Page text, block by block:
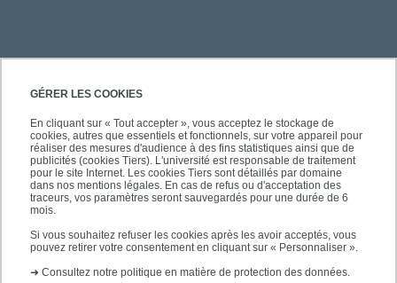
GÉRER LES COOKIES
En cliquant sur « Tout accepter », vous acceptez le stockage de
cookies, autres que essentiels et fonctionnels, sur votre appareil pour
réaliser des mesures d'audience à des fins statistiques ainsi que de
publicités (cookies Tiers). L'université est responsable de traitement
pour le site Internet. Les cookies Tiers sont détaillés par domaine
dans nos mentions légales. En cas de refus ou d'acceptation des
traceurs, vos paramètres seront sauvegardés pour une durée de 6
mois.
Si vous souhaitez refuser les cookies après les avoir acceptés, vous
pouvez retirer votre consentement en cliquant sur « Personnaliser ».
➜ Consultez notre politique en matière de protection des données.
PRATIQUE
ACCÈS RAPIDES
SUIVEZ-NOUS